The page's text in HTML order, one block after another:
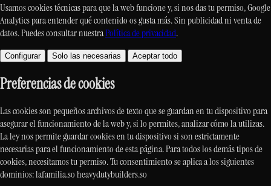
Usamos cookies técnicas para que la web funcione y, si nos das tu permiso, Google
Analytics para entender qué contenido os gusta más. Sin publicidad ni venta de
datos. Puedes consultar nuestraPolítica de privacidad.
Configurar Solo las necesarias Aceptar todo
Preferencias de cookies
Las cookies son pequeños archivos de texto que se guardan en tu dispositivo para
asegurar el funcionamiento de la web y, si lo permites, analizar cómo la utilizas.
La ley nos permite guardar cookies en tu dispositivo si son estrictamente
necesarias para el funcionamiento de esta página. Para todos los demás tipos de
cookies, necesitamos tu permiso. Tu consentimiento se aplica a los siguientes
dominios: lafamilia.so heavydutybuilders.so